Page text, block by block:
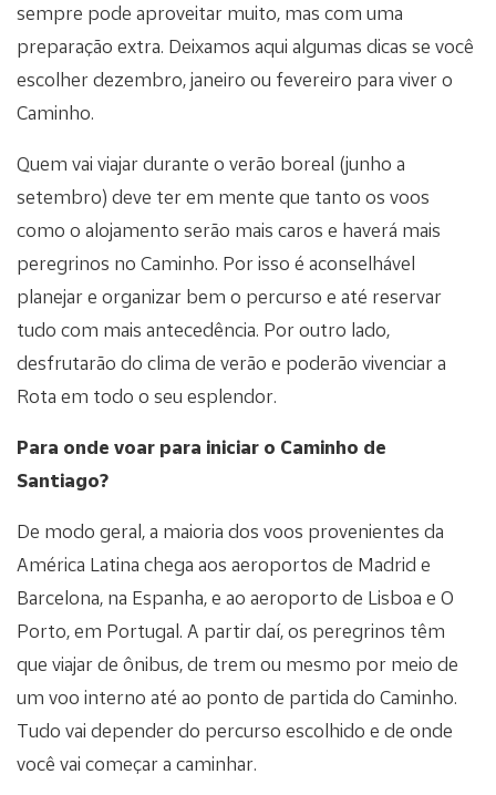
sempre pode aproveitar muito, mas com uma
preparação extra. Deixamos aqui algumas dicas se você
escolher dezembro, janeiro ou fevereiro para viver o
Caminho.
Quem vai viajar durante o verão boreal (junho a
setembro) deve ter em mente que tanto os voos
como o alojamento serão mais caros e haverá mais
peregrinos no Caminho. Por isso é aconselhável
planejar e organizar bem o percurso e até reservar
tudo com mais antecedência. Por outro lado,
desfrutarão do clima de verão e poderão vivenciar a
Rota em todo o seu esplendor.
Para onde voar para iniciar o Caminho de
Santiago?
De modo geral, a maioria dos voos provenientes da
América Latina chega aos aeroportos de Madrid e
Barcelona, na Espanha, e ao aeroporto de Lisboa e O
Porto, em Portugal. A partir daí, os peregrinos têm
que viajar de ônibus, de trem ou mesmo por meio de
um voo interno até ao ponto de partida do Caminho.
Tudo vai depender do percurso escolhido e de onde
você vai começar a caminhar.